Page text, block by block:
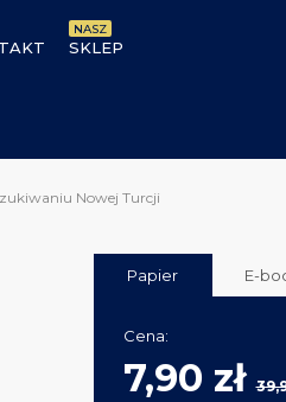
SKLEP
NASZ
Nowej Turcji
Papier E-
Cena:
7,90 zł